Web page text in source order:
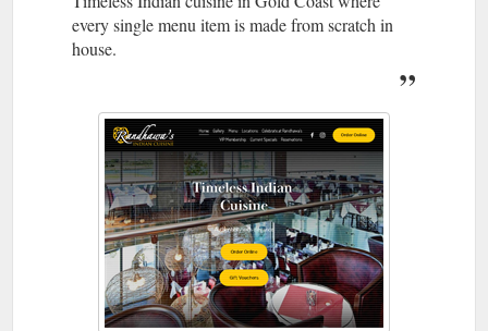
every single menu item is made from scratch in
house.